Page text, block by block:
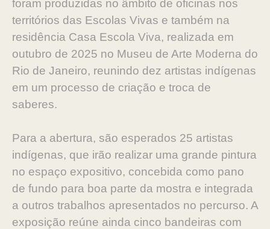
foram produzidas no âmbito de oficinas nos
territórios das Escolas Vivas e também na
residência Casa Escola Viva, realizada em
outubro de 2025 no Museu de Arte Moderna do
Rio de Janeiro, reunindo dez artistas indígenas
em um processo de criação e troca de
saberes.
Para a abertura, são esperados 25 artistas
indígenas, que irão realizar uma grande pintura
no espaço expositivo, concebida como pano
de fundo para boa parte da mostra e integrada
a outros trabalhos apresentados no percurso. A
exposição reúne ainda cinco bandeiras com